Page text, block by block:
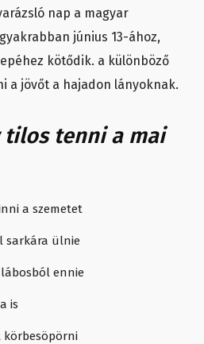
nap a magyar
június 13-ához,
kötődik. a különböző
a jövőt a hajadon lányoknak.
tilos tenni a mai
a szemetet
sarkára ülnie
ennie
is
körbesöpörni